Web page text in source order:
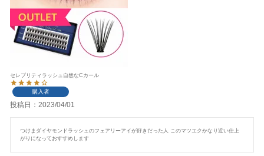
セレブリティラッシュ自然なCカール
購入者
投稿日 2023/04/01
つけまダイヤモンドラッシュのフェアリーアイが好きだった人 このマツエクかなり近い仕上
がりになっておすすめします